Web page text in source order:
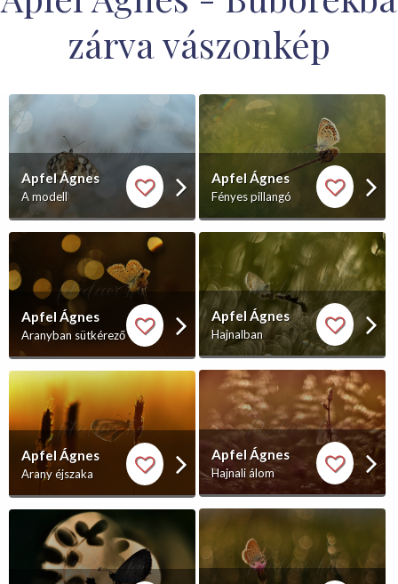
zárva vászonkép
Apfel Ágnes
A modell
Apfel Ágnes
Aranyban sütkérező
Apfel Ágnes
Arany éjszaka
Apfel Ágnes
Fényes pillangó
Apfel Ágnes
Hajnalban
Apfel Ágnes
Hajnali álom